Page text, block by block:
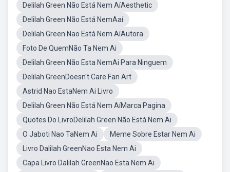
Delilah Green Não Está Nem AíAesthetic
Delilah Green Não Está NemAaí
Delilah Green Nao Está Nem AíAutora
Foto De QuemNão Ta Nem Ai
Delilah Green Não Esta NemAi Para Ninguem
Delilah GreenDoesn't Care Fan Art
Astrid Nao EstaNem Ai Livro
Delilah Green Não Está Nem AíMarca Pagina
Quotes Do LivroDelilah Green Não Está Nem Ai
O Jaboti Nao TaNem Ai
Meme Sobre Estar Nem Ai
Livro Dalilah GreenNao Esta Nem Ai
Capa Livro Dalilah GreenNao Esta Nem Ai